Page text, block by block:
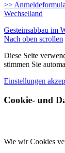
>>
Wechselland
Gesteinsabbau im
Nach oben scrollen
Diese Seite
stimmen Sie
Einstellungen
Cookie- und
Wie wir Cookies